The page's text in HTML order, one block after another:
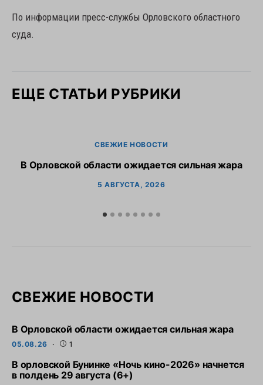
По информации пресс-службы Орловского областного
суда.
ЕЩЕ СТАТЬИ РУБРИКИ
СВЕЖИЕ НОВОСТИ
В Орловской области ожидается сильная жара
5 АВГУСТА, 2026
СВЕЖИЕ НОВОСТИ
В Орловской области ожидается сильная жара
05.08.26 1
В орловской Бунинке «Ночь кино-2026» начнется
в полдень 29 августа (6+)